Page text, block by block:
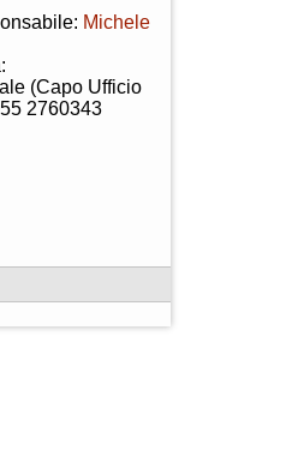
Michele
(Capo Ufficio
2760343